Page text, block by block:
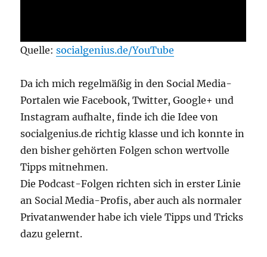
Quelle:socialgenius.de/YouTube
Da ich mich regelmäßig in den Social Media-
Portalen wie Facebook, Twitter, Google+ und
Instagram aufhalte, finde ich die Idee von
socialgenius.de richtig klasse und ich konnte in
den bisher gehörten Folgen schon wertvolle
Tipps mitnehmen.
Die Podcast-Folgen richten sich in erster Linie
an Social Media-Profis, aber auch als normaler
Privatanwender habe ich viele Tipps und Tricks
dazu gelernt.